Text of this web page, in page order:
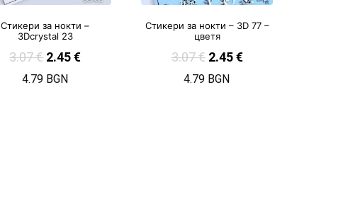
Стикери за нокти –
3Dcrystal 23
3.07€ 2.45€
4.79 BGN
Стикери за нокти – 3D 77 –
цветя
3.07€ 2.45€
4.79 BGN